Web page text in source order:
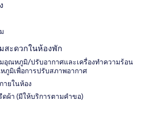
สะดวกในห้องพัก
อุณหภูมิ/ปรับอากาศและเครื่องทำความร้อน
ภูมิเพื่อการปรับสภาพอากาศ
ายในห้อง
ดผ้า (มีให้บริการตามคำขอ)